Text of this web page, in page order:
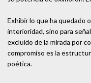
Exhibir lo que ha quedado
interioridad, sino para
excluido de la mirada por
compromiso es la
poética.